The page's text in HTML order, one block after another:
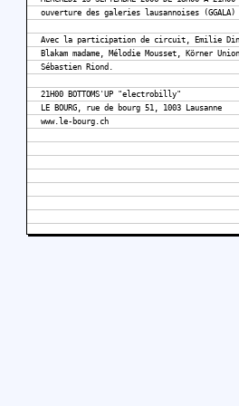
ouverture des galeries lausannoises (GGALA)
Avec la participation de circuit, Emilie Ding
Blakam madame, Mélodie Mousset, Körner
Sébastien Riond.
21H00 BOTTOMS'UP "electrobilly"
LE BOURG, rue de bourg 51, 1003 Lausanne
www.le-bourg.ch